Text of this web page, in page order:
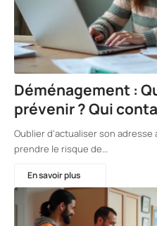
Déménagement :
prévenir ? Qui
Oublier d'actualiser son
prendre le risque de…
En savoir plus